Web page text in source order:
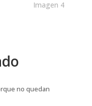
no quedan